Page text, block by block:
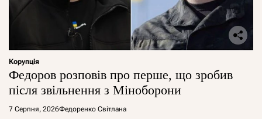
Корупція
Федоров розповів про перше, що зробив
після звільнення з Міноборони
7 Серпня, 2026Федоренко Світлана